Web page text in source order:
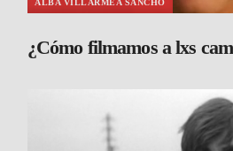
ALBA VILLARMEA SANCHO
¿Cómo filmamos a lxs